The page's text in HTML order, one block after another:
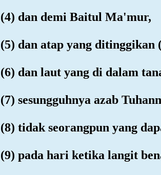
(4) dan demi Baitul Ma'mur,
(5) dan atap yang ditinggikan
(6) dan laut yang di dalam
(7) sesungguhnya azab
(8) tidak seorangpun yang
(9) pada hari ketika langit